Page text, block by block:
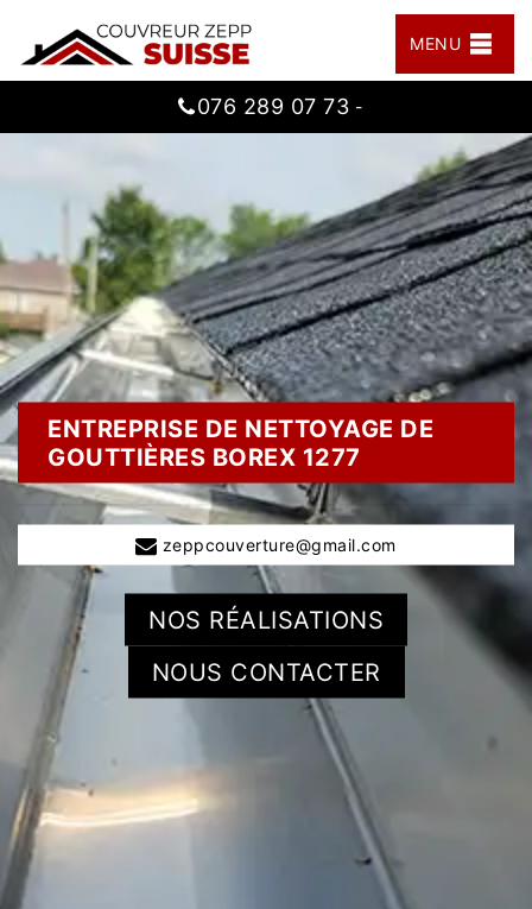
MENU
076 289 07 73 -
ENTREPRISE DE NETTOYAGE DE
GOUTTIÈRES BOREX 1277
zeppcouverture@gmail.com
NOS RÉALISATIONS
NOUS CONTACTER